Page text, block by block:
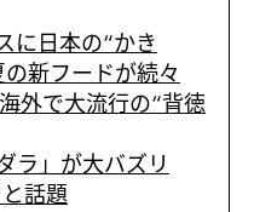
に日本の“かき
新フードが続々
外で大流行の“背徳
ラ」が大バズリ
話題